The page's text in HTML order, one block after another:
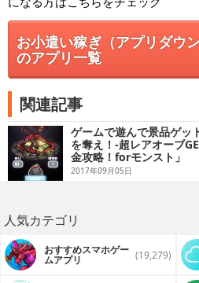
お小遣い稼ぎ（アプリダウ
のアプリ一覧
関連記事
ゲームで遊んで景品ゲッ
を奪え！-超レアオーブ
金攻略！forモンスト」
2017年09月05日
人気カテゴリ
おすすめスマホゲー
ムアプリ (19,279)